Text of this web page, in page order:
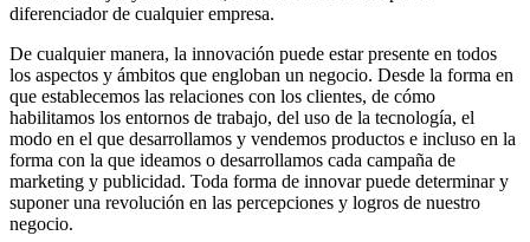
diferenciador de cualquier empresa.
De cualquier manera, la innovación puede estar presente en todos
los aspectos y ámbitos que engloban un negocio. Desde la forma en
que establecemos las relaciones con los clientes, de cómo
habilitamos los entornos de trabajo, del uso de la tecnología, el
modo en el que desarrollamos y vendemos productos e incluso en la
forma con la que ideamos o desarrollamos cada campaña de
marketing y publicidad. Toda forma de innovar puede determinar y
suponer una revolución en las percepciones y logros de nuestro
negocio.